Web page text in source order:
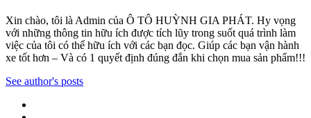
Xin chào, tôi là Admin của Ô TÔ HUỲNH GIA PHÁT. Hy vọng
với những thông tin hữu ích được tích lũy trong suốt quá trình làm
việc của tôi có thể hữu ích với các bạn đọc. Giúp các bạn vận hành
xe tốt hơn – Và có 1 quyết định đúng đắn khi chọn mua sản phẩm!!!
See author's posts